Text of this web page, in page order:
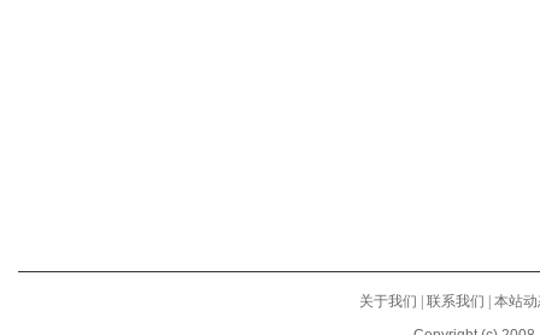
关于我们 联系我们
本站